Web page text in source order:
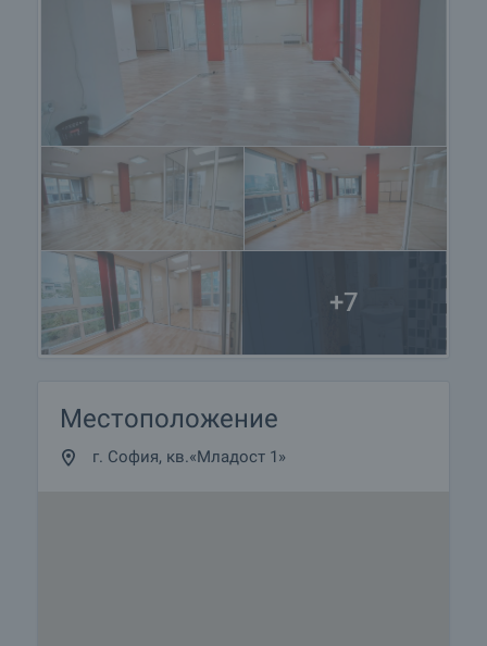
+7
Местоположение
г. София, кв.«Младост 1»